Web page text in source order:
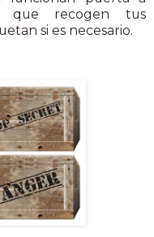
que recogen tus
si es necesario.